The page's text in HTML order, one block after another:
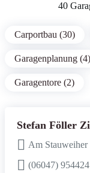
40
Carportbau (30)
Garagenplanung (4)
Garagentore (2)
Stefan Föller
Am
(06047) 954424